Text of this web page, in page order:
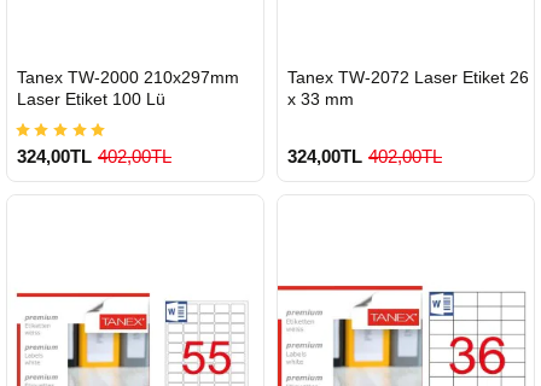
GÖNDERİ
Tanex TW-2000 210x297mm
Laser Etiket 100 Lü
324,00TL 402,00TL
GÖNDERİ
Tanex TW-2072 Laser Etiket 26
x 33 mm
324,00TL 402,00TL